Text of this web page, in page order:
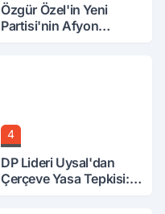
Özgür Özel'in Yeni
Partisi'nin Afyon
4
DP Lideri Uysal'dan
Çerçeve Yasa Tepkisi: